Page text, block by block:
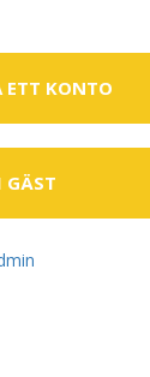
ETT KONTO
GÄST